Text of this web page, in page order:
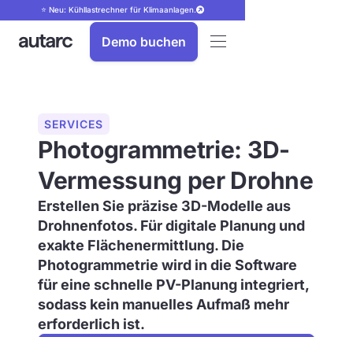
⭐ Neu: Kühllastrechner für Klimaanlagen.
Demo buchen
SERVICES
Photogrammetrie: 3D-
Vermessung per Drohne
Erstellen Sie präzise 3D-Modelle aus
Drohnenfotos. Für digitale Planung und
exakte Flächenermittlung. Die
Photogrammetrie wird in die Software
für eine schnelle PV-Planung integriert,
sodass kein manuelles Aufmaß mehr
erforderlich ist.